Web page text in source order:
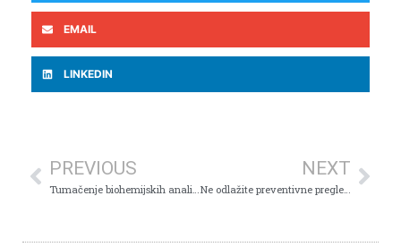
EMAIL
LINKEDIN
PREVIOUS
Tumačenje biohemijskih analiza krvi
NEXT
Ne odlažite preventivne preglede dojki